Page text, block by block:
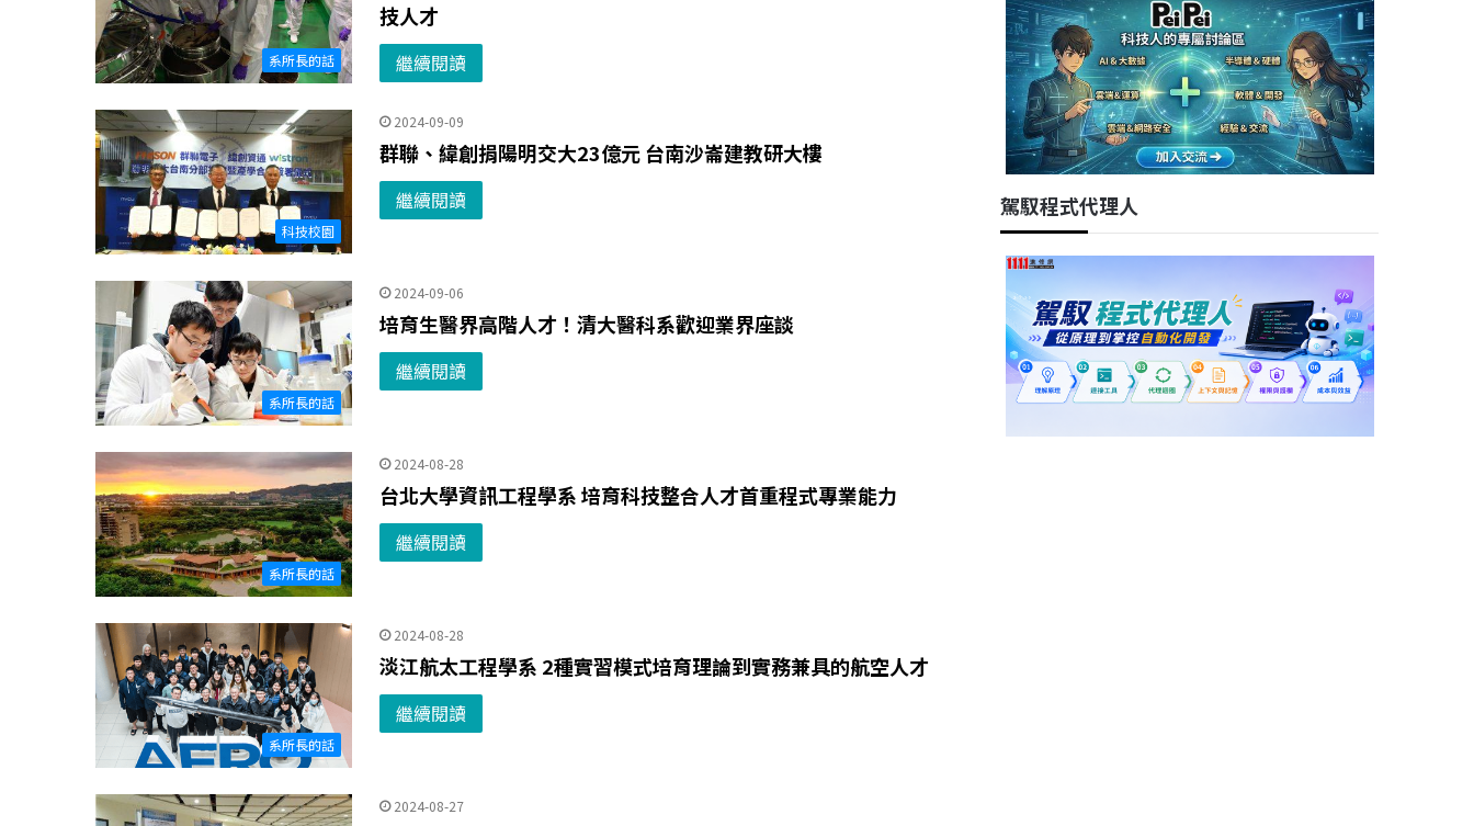
系所長的話
技人才
繼續閱讀
科技校園
2024-09-09
群聯、緯創捐陽明交大23億元 台南沙崙建教研大樓
繼續閱讀
系所長的話
2024-09-06
培育生醫界高階人才！清大醫科系歡迎業界座談
繼續閱讀
系所長的話
2024-08-28
台北大學資訊工程學系 培育科技整合人才首重程式專業能力
繼續閱讀
系所長的話
2024-08-28
淡江航太工程學系 2種實習模式培育理論到實務兼具的航空人才
繼續閱讀
2024-08-27
駕馭程式代理人